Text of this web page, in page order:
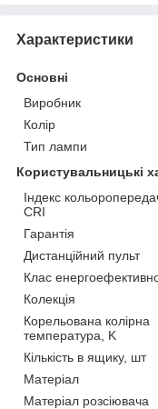
Характеристики
Основні
Виробник
Колір
Тип лампи
Користувальницькі
Індекс
CRI
Гарантія
Дистанційний пульт
Клас
Колекція
Корельована колірна
температура, K
Кількість в ящику, шт
Матеріал
Матеріал розсіювача